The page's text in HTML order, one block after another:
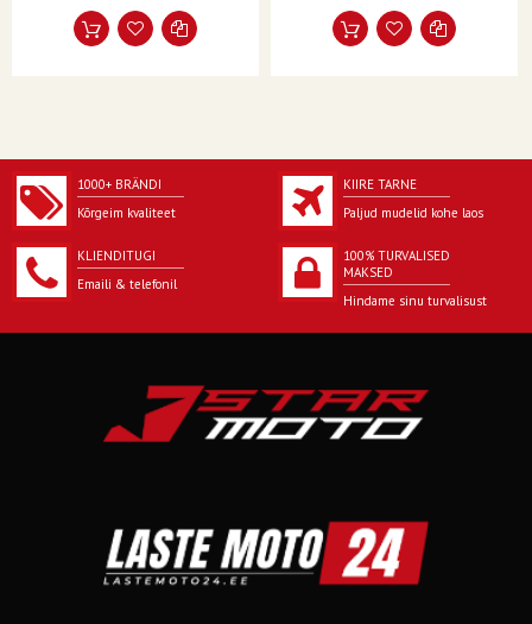
1000+ BRÄNDI
Kõrgeim kvaliteet
KIIRE TARNE
Paljud mudelid kohe laos
KLIENDITUGI
Emaili & telefonil
100% TURVALISED
MAKSED
Hindame sinu turvalisust